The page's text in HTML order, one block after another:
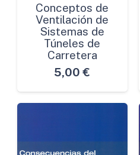
Conceptos de
Ventilación de
Sistemas de
Túneles de
Carretera
5,00 €